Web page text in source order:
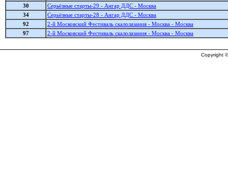
30
Серьёзные старты-29 - Ангар ДДС - Москва
34
Серьёзные старты-28 - Ангар ДДС - Москва
92
2-й Московский Фестиваль скалолазания - Москва - Москва
97
2-й Московский Фестиваль скалолазания - Москва - Москва
Copyright